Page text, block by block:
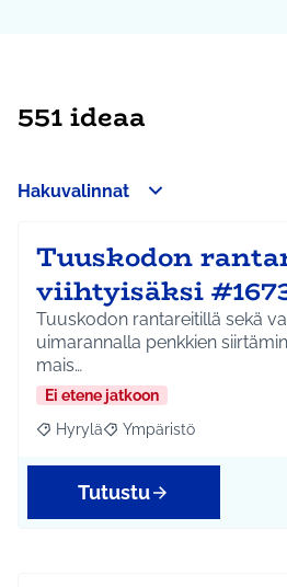
551 ideaa
Hakuvalinnat
Tuuskodon
viihtyisäksi
Tuuskodon rantareitillä sekä
uimarannalla penkkien
mais…
Ei etene jatkoon
Rajaa tulokset aihepiirin mukaan:
Hyrylä Rajaa tulokset teeman
Ympäristö
Tutustu